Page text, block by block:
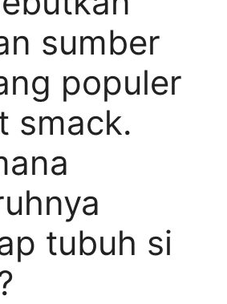
sumber
populer
smack.
tubuh si